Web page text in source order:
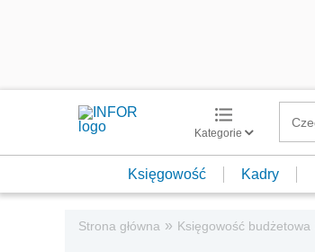
Kategorie
Księgowość Kadry
Strona główna » Księgowość budżetowa